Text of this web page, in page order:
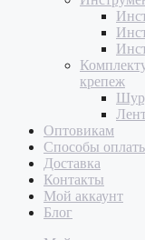
крепеж
Оптовикам
Способы
Доставка
Контакты
Мой аккаунт
Блог